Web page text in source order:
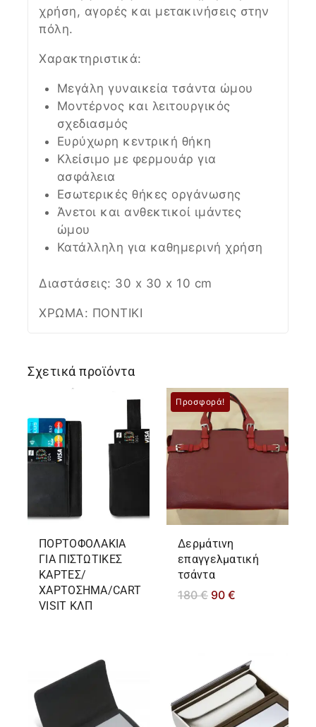
χρήση, αγορές και μετακινήσεις στην
πόλη.
Χαρακτηριστικά:
Μεγάλη γυναικεία τσάντα ώμου
Μοντέρνος και λειτουργικός
σχεδιασμός
Ευρύχωρη κεντρική θήκη
Κλείσιμο με φερμουάρ για
ασφάλεια
Εσωτερικές θήκες οργάνωσης
Άνετοι και ανθεκτικοί ιμάντες
ώμου
Κατάλληλη για καθημερινή χρήση
Διαστάσεις: 30 x 30 x 10 cm
ΧΡΩΜΑ: ΠΟΝΤΙΚΙ
Σχετικά προϊόντα
ΠΟΡΤΟΦΟΛΑΚΙΑ
ΓΙΑ ΠΙΣΤΩΤΙΚΕΣ
ΚΑΡΤΕΣ/
ΧΑΡΤΟΣΗΜΑ/CART
VISIT ΚΛΠ
Προσφορά!
Δερμάτινη
επαγγελματική
τσάντα
180€ 90 €